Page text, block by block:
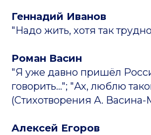
Геннадий Иванов
"Надо жить, хотя так
Роман Васин
"Я уже давно пришёл
говорить..."; "Ах, люблю
(Стихотворения А. Васина-
Алексей Егоров